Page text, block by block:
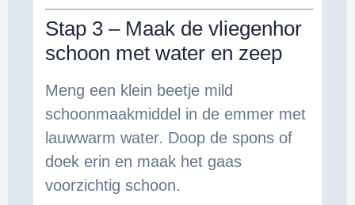
Stap 3 – Maak de vliegenhor
schoon met water en zeep
Meng een klein beetje mild
schoonmaakmiddel in de emmer met
lauwwarm water. Doop de spons of
doek erin en maak het gaas
voorzichtig schoon.